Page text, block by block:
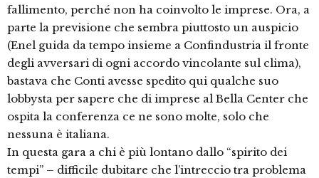
fallimento, perché non ha coinvolto le imprese. Ora, a
parte la previsione che sembra piuttosto un auspicio
(Enel guida da tempo insieme a Confindustria il fronte
degli avversari di ogni accordo vincolante sul clima),
bastava che Conti avesse spedito qui qualche suo
lobbysta per sapere che di imprese al Bella Center che
ospita la conferenza ce ne sono molte, solo che
nessuna è italiana.
In questa gara a chi è più lontano dallo “spirito dei
tempi” – difficile dubitare che l’intreccio tra problema